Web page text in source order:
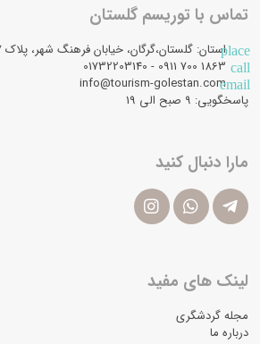
تماس با توریسم گلستان
placeاستان: گلستان،گرگان، خیابان فرهنگ شهر، پلاک 17، طبقه: همکف،
call
email
info@tourism-golestan.com
پاسخگویی: ۹ صبح الی 19
مارا دنبال کنید
لینک های مفید
مجله گردشگری
درباره ما